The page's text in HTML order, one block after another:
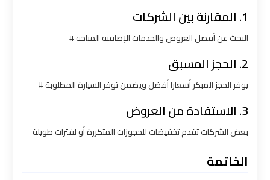
1. المقارنة بين الشركات
البحث عن أفضل العروض والخدمات الإضافية المتاحة #
2. الحجز المسبق
يوفر الحجز المبكر أسعارا أفضل ويضمن توفر السيارة المطلوبة #
3. الاستفادة من العروض
بعض الشركات تقدم تخفيضات للحجوزات المتكررة أو لفترات طويلة
الخاتمة
ليموزين
الاسكندريه
الشيخ
الاسكندريه
مطروح
ليموزين